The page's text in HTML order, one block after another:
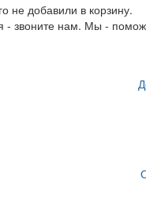
не добавили в корзину.
- звоните нам. Мы -